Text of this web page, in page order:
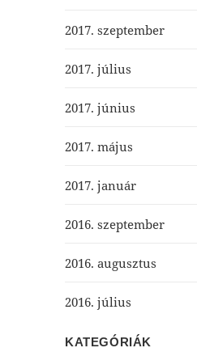
2017. szeptember
2017. július
2017. június
2017. május
2017. január
2016. szeptember
2016. augusztus
2016. július
KATEGÓRIÁK